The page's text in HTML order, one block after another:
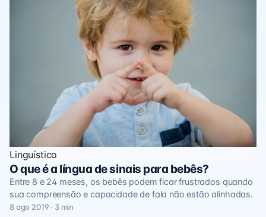
Linguístico
O que é a língua de sinais para bebês?
Entre 8 e 24 meses, os bebês podem ficar frustrados quando
sua compreensão e capacidade de fala não estão alinhadas.
8 ago 2019 · 3 min